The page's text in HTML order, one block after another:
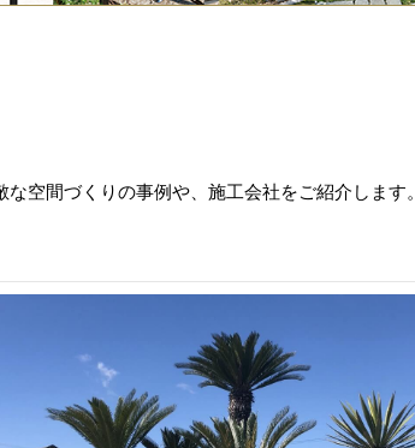
空間づくりの事例や、施工会社をご紹介します。